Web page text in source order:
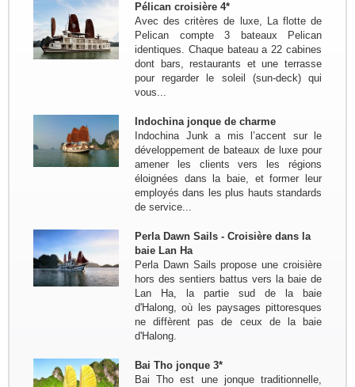
Bruxelles - Hanoi - NGhia Lo - Mu
Cang Chai - Sapa - Bac Ha - Thong
Nguyen - Ha Giang - Nam Dam -
Meo Vac - Bao lac - Ba...
Groupe: Les amis du bord de
l'eau de Bouchemaine...
Trajet en bref:(Circuit sur mesure) :
Bac Ha - Hanoi - Baie de Lan Ha -
Grotte Phong Nha - Hue - HoiAn -
KonTum - Buon Ma...
Groupe : VAR VIETNAM PASSION
17pax
Decouverte du Nord du Vietnam:
Cang Chai - Sapa - BacHa - Thong
Nguyen - Ha Giang - Dong Van - Bao
Lac - Ba Be - Hanoi - Baie...
Groupe : Pierre DEGEMBE avec
ses amis 05personnes
Voyage du nord au centre du 7 avril
au 19 avril : Bruxelles - Hanoi - Mai
Chau -PuLuong - Tam Coc -baie de
Bruxelles
Groupe : Mme / Mr THOME et ses
Pélican croisière 4*
Avec des critères de luxe, La flotte de
Pelican compte 3 bateaux Pelican
identiques. Chaque bateau a 22 cabines
dont bars, restaurants et une terrasse
pour regarder le soleil (sun-deck) qui
vous...
Indochina jonque de charme
Indochina Junk a mis l’accent sur le
développement de bateaux de luxe pour
amener les clients vers les régions
éloignées dans la baie, et former leur
employés dans les plus hauts standards
de service...
Perla Dawn Sails - Croisière dans la
baie Lan Ha
Perla Dawn Sails propose une croisière
hors des sentiers battus vers la baie de
Lan Ha, la partie sud de la baie
d'Halong, où les paysages pittoresques
ne diffèrent pas de ceux de la baie
d'Halong.
Bai Tho jonque 3*
Bai Tho est une jonque traditionnelle,